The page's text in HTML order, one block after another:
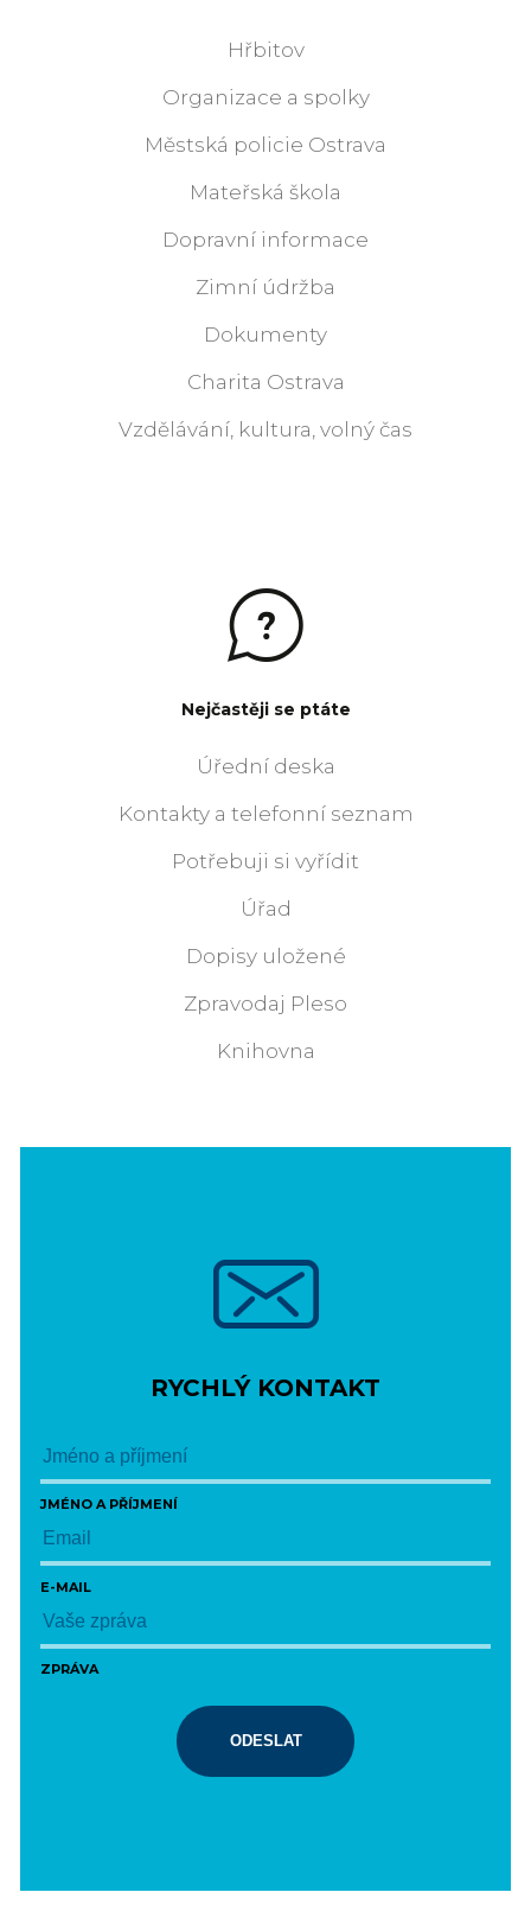
Hřbitov
Organizace a spolky
Městská policie Ostrava
Mateřská škola
Dopravní informace
Zimní údržba
Dokumenty
Charita Ostrava
Vzdělávání, kultura, volný čas
Nejčastěji se ptáte
Úřední deska
Kontakty a telefonní seznam
Potřebuji si vyřídit
Úřad
Dopisy uložené
Zpravodaj Pleso
Knihovna
RYCHLÝ KONTAKT
JMÉNO A PŘÍJMENÍ
E-MAIL
ZPRÁVA
ODESLAT